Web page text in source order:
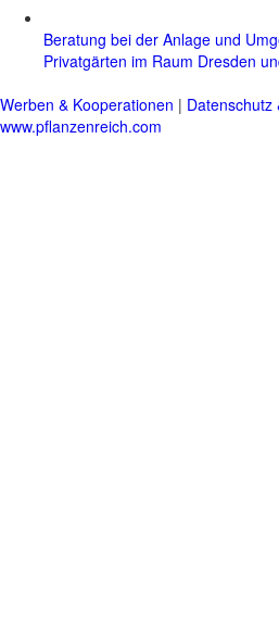
Beratung bei der Anlage und
Privatgärten im Raum Dresden
Werben & Kooperationen | Datenschutz
www.pflanzenreich.com